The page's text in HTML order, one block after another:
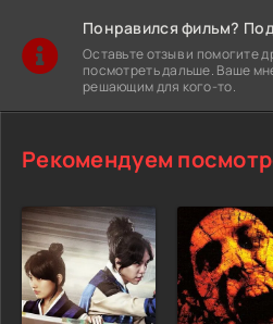
Оставьте отзыв и помогите
посмотреть дальше. Ваше
решающим для кого-то.
Рекомендуем